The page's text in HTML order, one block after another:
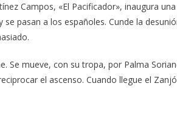
Campos, «El Pacificador», inaugura
pasan a los españoles. Cunde la
Se mueve, con su tropa, por Palma
el ascenso. Cuando llegue el